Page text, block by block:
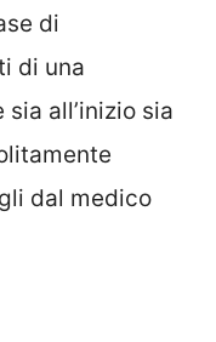
di
di una
all’inizio sia
dal medico